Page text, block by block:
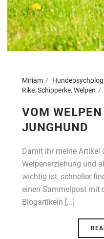
Miriam
Rike, Schipperke, Welpen
VOM
JUNGHUND
Damit ihr meine Artikel
Welpenerziehung und
wichtig ist, schneller
einen Sammelpost mit
Blogartikeln [...]